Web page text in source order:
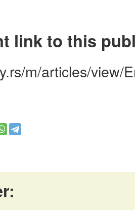
link to this
m/articles/view/